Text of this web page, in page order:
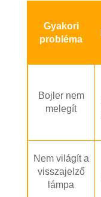
Gyakori
probléma
Bojler nem
melegít
Nem világít a
visszajelző
lámpa